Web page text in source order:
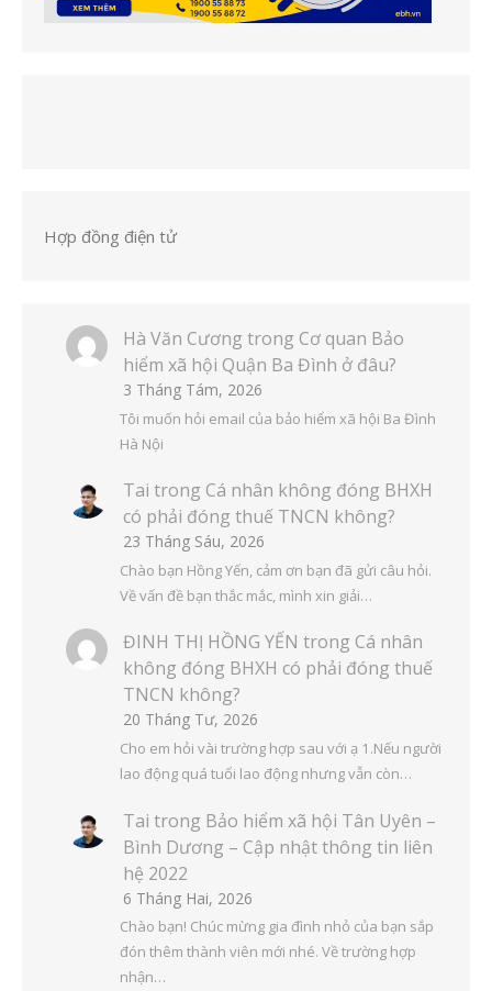
Hợp đồng điện tử
Hà Văn Cương trong Cơ quan Bảo
hiểm xã hội Quận Ba Đình ở đâu?
3 Tháng Tám, 2026
Tôi muốn hỏi email của bảo hiểm xã hội Ba Đình
Hà Nội
Tai trong Cá nhân không đóng BHXH
có phải đóng thuế TNCN không?
23 Tháng Sáu, 2026
Chào bạn Hồng Yến, cảm ơn bạn đã gửi câu hỏi.
Về vấn đề bạn thắc mắc, mình xin giải…
ĐINH THỊ HỒNG YẾN trong Cá nhân
không đóng BHXH có phải đóng thuế
TNCN không?
20 Tháng Tư, 2026
Cho em hỏi vài trường hợp sau với ạ 1.Nếu người
lao động quá tuổi lao động nhưng vẫn còn…
Tai trong Bảo hiểm xã hội Tân Uyên –
Bình Dương – Cập nhật thông tin liên
hệ 2022
6 Tháng Hai, 2026
Chào bạn! Chúc mừng gia đình nhỏ của bạn sắp
đón thêm thành viên mới nhé. Về trường hợp
nhận…